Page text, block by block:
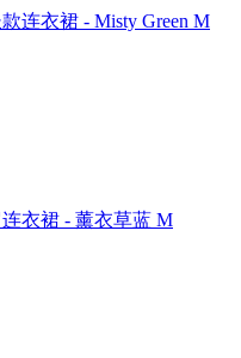
连衣裙 - Misty Green M
衣裙 - 薰衣草蓝 M